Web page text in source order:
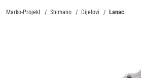
Marko-Projekt Shimano Dijelovi Lanac